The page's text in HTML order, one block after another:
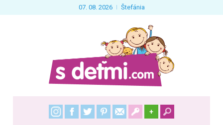
07. 08. 2026 Štefánia
+